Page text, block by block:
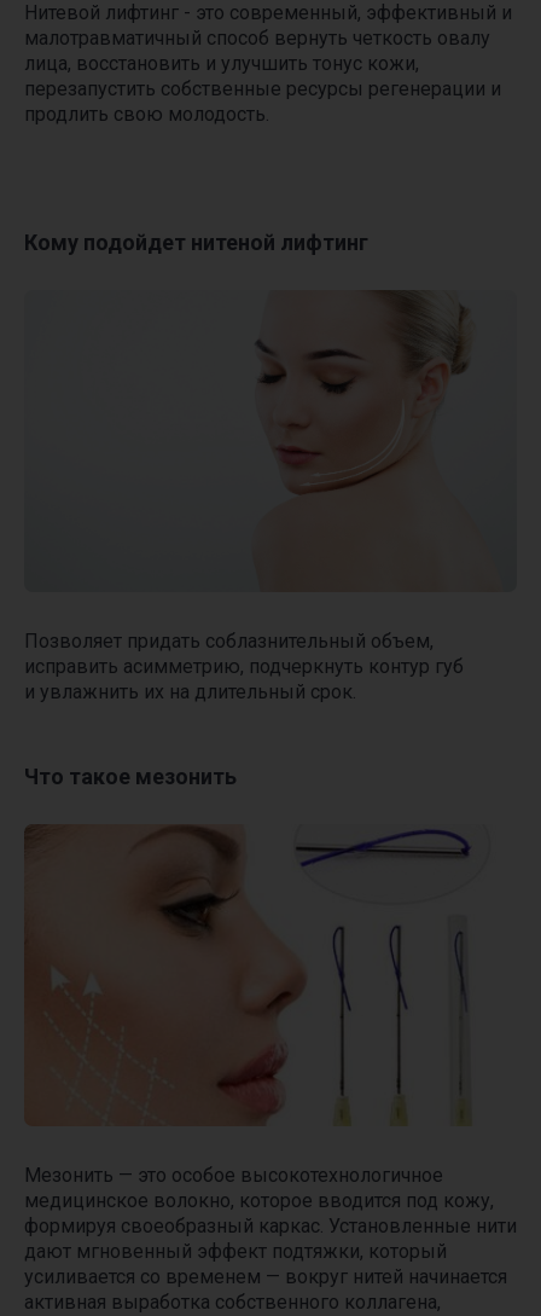
Нитевой лифтинг - это современный, эффективный и
малотравматичный способ вернуть четкость овалу
лица, восстановить и улучшить тонус кожи,
перезапустить собственные ресурсы регенерации и
продлить свою молодость.
Кому подойдет нитеной лифтинг
Позволяет придать соблазнительный объем,
исправить асимметрию, подчеркнуть контур губ
и увлажнить их на длительный срок.
Что такое мезонить
Мезонить — это особое высокотехнологичное
медицинское волокно, которое вводится под кожу,
формируя своеобразный каркас. Установленные нити
дают мгновенный эффект подтяжки, который
усиливается со временем — вокруг нитей начинается
активная выработка собственного коллагена,